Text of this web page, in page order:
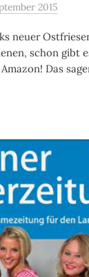
2015
neuer
schon gibt
Das